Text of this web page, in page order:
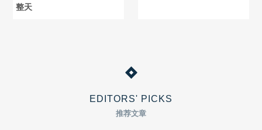
整天
EDITORS' PICKS
推荐文章